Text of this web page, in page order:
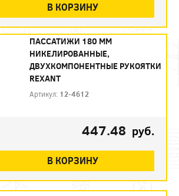
В КОРЗИНУ
ПАССАТИЖИ 180 ММ
НИКЕЛИРОВАННЫЕ,
ДВУХКОМПОНЕНТНЫЕ РУКОЯТКИ
REXANT
Артикул: 12-4612
447.48 руб.
В КОРЗИНУ